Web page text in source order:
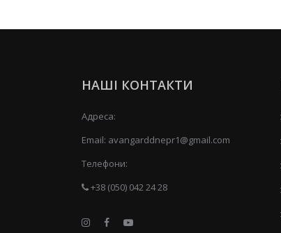
НАШІ КОНТАКТИ
Адреса:
Email: avangarddnepr1@gmail.com
Телефони:
+38 (050) 042 24 28